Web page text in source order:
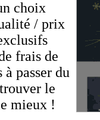
choix
/ prix
frais de
passer du
le
mieux !